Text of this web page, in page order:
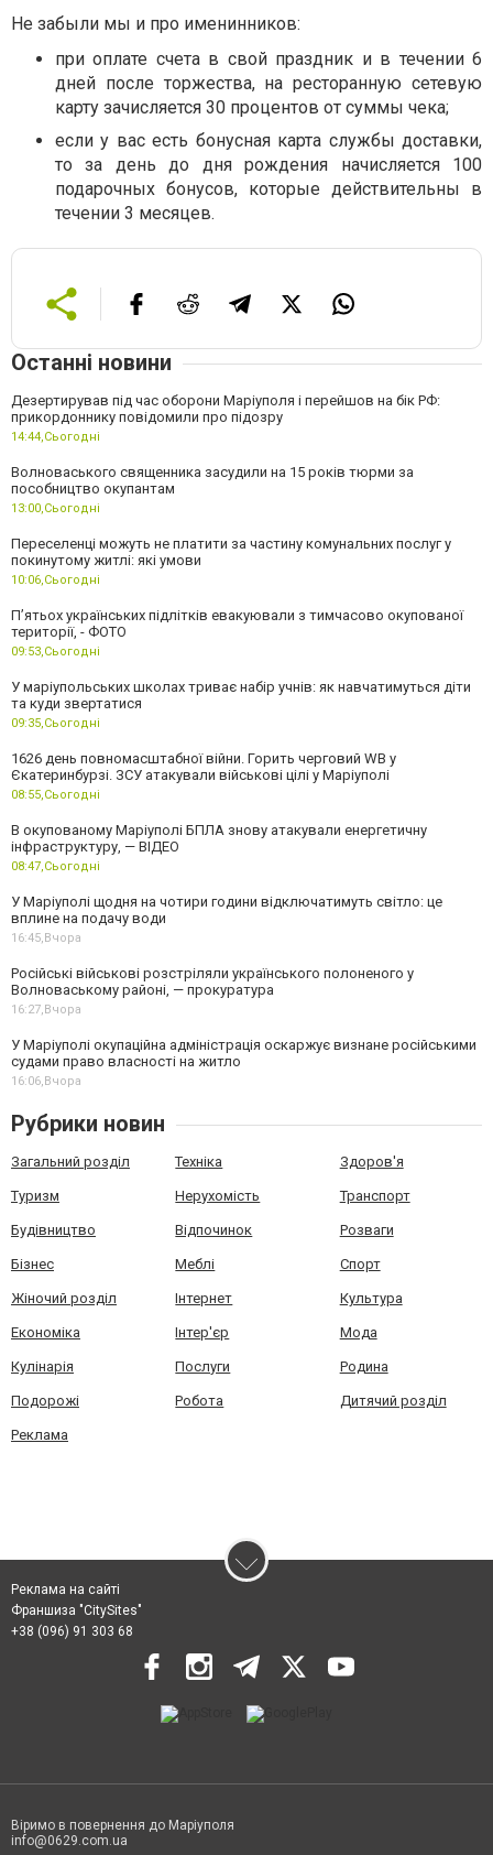
Не забыли мы и про именинников:
при оплате счета в свой праздник и в течении 6
дней после торжества, на ресторанную сетевую
карту зачисляется 30 процентов от суммы чека;
если у вас есть бонусная карта службы доставки,
то за день до дня рождения начисляется 100
подарочных бонусов, которые действительны в
течении 3 месяцев.
Останні новини
Дезертирував під час оборони Маріуполя і перейшов на бік РФ:
прикордоннику повідомили про підозру
14:44,Сьогодні
Волноваського священника засудили на 15 років тюрми за
пособництво окупантам
13:00,Сьогодні
Переселенці можуть не платити за частину комунальних послуг у
покинутому житлі: які умови
10:06,Сьогодні
П’ятьох українських підлітків евакуювали з тимчасово окупованої
території, - ФОТО
09:53,Сьогодні
У маріупольських школах триває набір учнів: як навчатимуться діти
та куди звертатися
09:35,Сьогодні
1626 день повномасштабної війни. Горить черговий WB у
Єкатеринбурзі. ЗСУ атакували військові цілі у Маріуполі
08:55,Сьогодні
В окупованому Маріуполі БПЛА знову атакували енергетичну
інфраструктуру, — ВІДЕО
08:47,Сьогодні
У Маріуполі щодня на чотири години відключатимуть світло: це
вплине на подачу води
16:45,Вчора
Російські військові розстріляли українського полоненого у
Волноваському районі, — прокуратура
16:27,Вчора
У Маріуполі окупаційна адміністрація оскаржує визнане російськими
судами право власності на житло
16:06,Вчора
Рубрики новин
Загальний розділ Техніка Здоров'я
Туризм Нерухомість Транспорт
Будівництво Відпочинок Розваги
Бізнес Меблі Спорт
Жіночий розділ Інтернет Культура
Економіка Інтер'єр Мода
Кулінарія Послуги Родина
Подорожі Робота Дитячий розділ
Реклама
Реклама на сайті
Франшиза "CitySites"
+38 (096) 91 303 68
Віримо в повернення до Маріуполя
info@0629.com.ua